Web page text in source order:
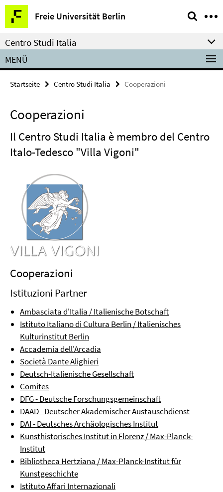
Springe
direkt
zu
Inhalt
Freie Universität Berlin
Service-
Navigation
Centro Studi Italia
MENÜ
Startseite Centro Studi Italia Cooperazioni
Cooperazioni
Il Centro Studi Italia è membro del Centro
Italo-Tedesco "Villa Vigoni"
Cooperazioni
Istituzioni Partner
Ambasciata d'Italia / Italienische Botschaft
Istituto Italiano di Cultura Berlin / Italienisches
Kulturinstitut Berlin
Accademia dell'Arcadia
Società Dante Alighieri
Deutsch-Italienische Gesellschaft
Comites
DFG - Deutsche Forschungsgemeinschaft
DAAD - Deutscher Akademischer Austauschdienst
DAI - Deutsches Archäologisches Institut
Kunsthistorisches Institut in Florenz / Max-Planck-
Institut
Bibliotheca Hertziana / Max-Planck-Institut für
Kunstgeschichte
Istituto Affari Internazionali